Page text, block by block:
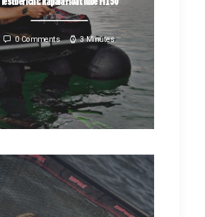
0 Comments 3 Minutes